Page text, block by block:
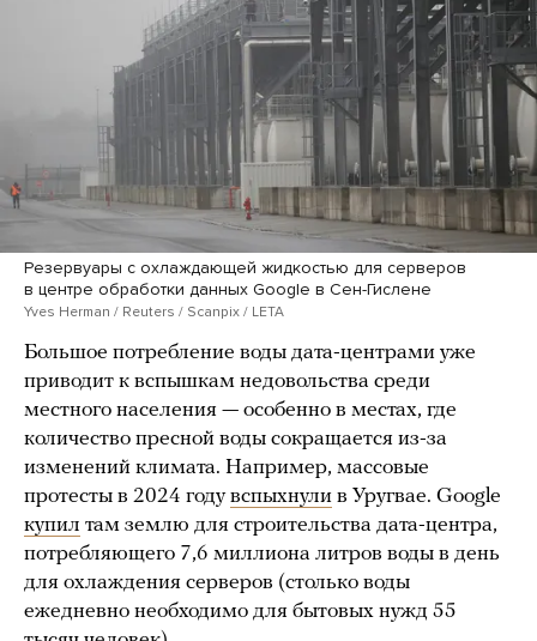
Резервуары с охлаждающей жидкостью для серверов
в центре обработки данных Google в Сен-Гислене
Yves Herman / Reuters / Scanpix / LETA
Большое потребление воды дата-центрами уже
приводит к вспышкам недовольства среди
местного населения — особенно в местах, где
количество пресной воды сокращается из-за
изменений климата. Например, массовые
протесты в 2024 годувспыхнули в Уругвае. Google
купил там землю для строительства дата-центра,
потребляющего 7,6 миллиона литров воды в день
для охлаждения серверов (столько воды
ежедневно необходимо для бытовых нужд 55